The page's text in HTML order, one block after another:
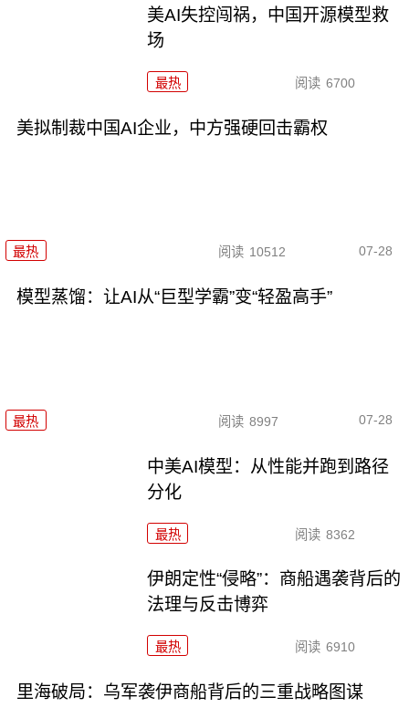
美AI失控闯祸，中国开源模型救
场
最热 阅读 6700
美拟制裁中国AI企业，中方强硬回击霸权
最热 阅读 10512 07-28
模型蒸馏：让AI从“巨型学霸”变“轻盈高手”
最热 阅读 8997 07-28
中美AI模型：从性能并跑到路径
分化
最热 阅读 8362
伊朗定性“侵略”：商船遇袭背后的
法理与反击博弈
最热 阅读 6910
里海破局：乌军袭伊商船背后的三重战略图谋